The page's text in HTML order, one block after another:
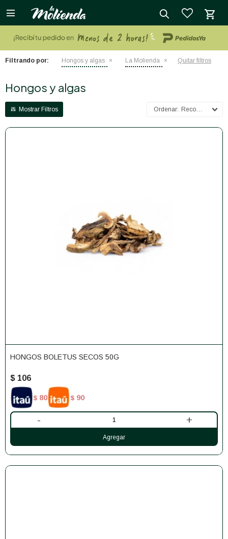

Filtrando por: Hongos y algas La Molienda Quitar filtros
Hongos y algas
Recomendados
HONGOS BOLETUS SECOS 50G
$ 106
$ 80 $ 90
- +